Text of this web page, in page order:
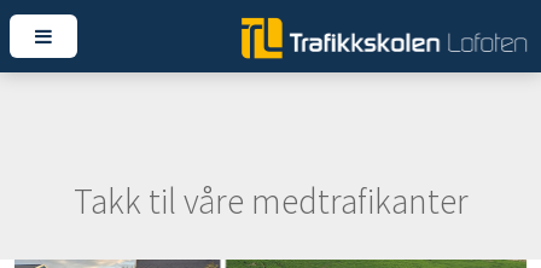
Takk til våre medtrafikanter